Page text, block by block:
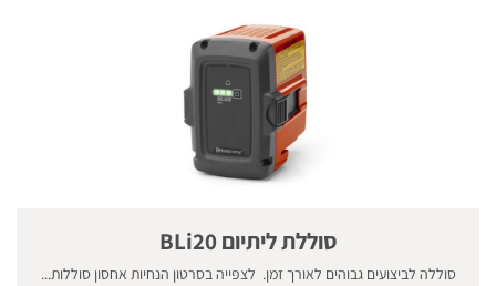
סוללת ליתיום BLi20
סוללה לביצועים גבוהים לאורך זמן. לצפייה בסרטון הנחיות אחסון סוללות...